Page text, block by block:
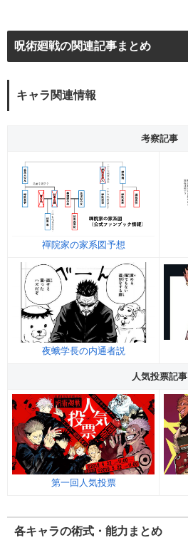
呪術廻戦の関連記事まとめ
キャラ関連情報
考察記事
禪院家の家系図予想
夜蛾学長の内通者説
人気投票記事
第一回人気投票
各キャラの術式・能力まとめ